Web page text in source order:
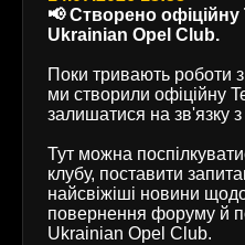
📢 Створено офіційну
Ukrainian Opel Club.
Поки тривають роботи
ми створили офіційну
залишатися на зв'язку
Тут можна
клубу, поставити
найсвіжіші новини
повернення форуму й
Ukrainian Opel Club.